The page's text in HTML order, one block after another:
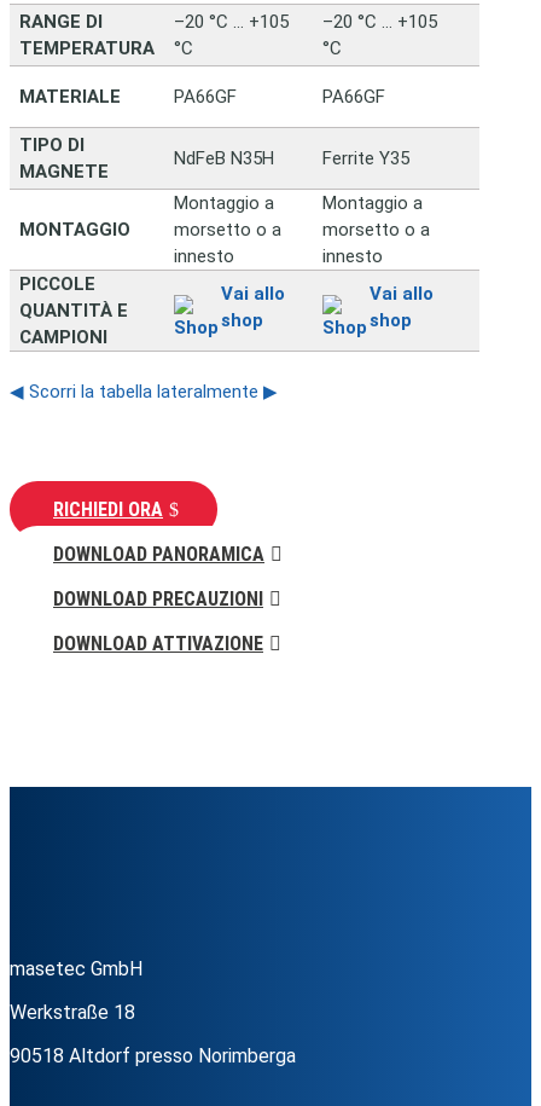
RANGE DI
TEMPERATURA
–20 °C … +105
°C
–20 °C … +105
°C
MATERIALE PA66GF PA66GF
TIPO DI
MAGNETE
NdFeB N35H Ferrite Y35
MONTAGGIO
Montaggio a
morsetto o a
innesto
Montaggio a
morsetto o a
innesto
PICCOLE
QUANTITÀ E
CAMPIONI
Vai allo
shop
Vai allo
shop
◀ Scorri la tabella lateralmente ▶
RICHIEDI ORA
DOWNLOAD PANORAMICA
DOWNLOAD PRECAUZIONI
DOWNLOAD ATTIVAZIONE
masetec GmbH
Werkstraße 18
90518 Altdorf presso Norimberga